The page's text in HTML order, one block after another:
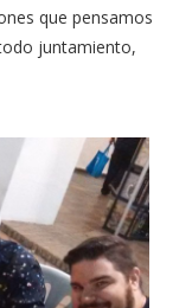
que pensamos
juntamiento,